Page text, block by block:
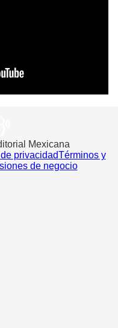
Mexicana
privacidadTérminos y
de negocio